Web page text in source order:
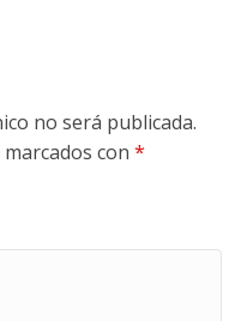
no será publicada.
con *